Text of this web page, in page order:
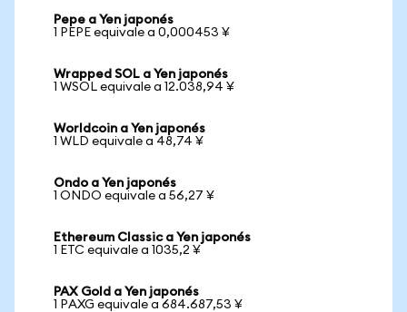
Pepe a Yen japonés
1 PEPE equivale a 0,000453 ¥
Wrapped SOL a Yen japonés
1 WSOL equivale a 12.038,94 ¥
Worldcoin a Yen japonés
1 WLD equivale a 48,74 ¥
Ondo a Yen japonés
1 ONDO equivale a 56,27 ¥
Ethereum Classic a Yen japonés
1 ETC equivale a 1035,2 ¥
PAX Gold a Yen japonés
1 PAXG equivale a 684.687,53 ¥